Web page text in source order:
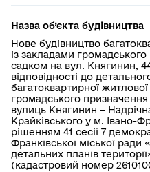
Назва об’єкта будівництва
Нове будівництво
із закладами
садком на вул. Княгинин,
відповідності до
багатоквартирної
громадського
вулиць Княгинин –
Крайківського у м. Івано-
рішенням 41 сесії 7
Франківської міської
детальних планів
(кадастровий номер